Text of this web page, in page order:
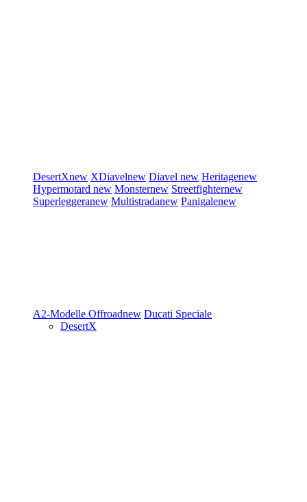
DesertXnew XDiavelnew Diavel new Heritagenew
Hypermotard new Monsternew Streetfighternew
Superleggeranew Multistradanew Panigalenew
A2-Modelle Offroadnew Ducati Speciale
DesertX